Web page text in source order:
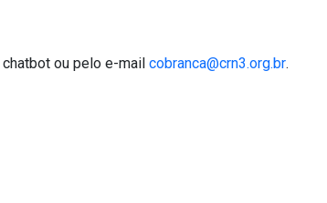
chatbot ou pelo e-mail cobranca@crn3.org.br.